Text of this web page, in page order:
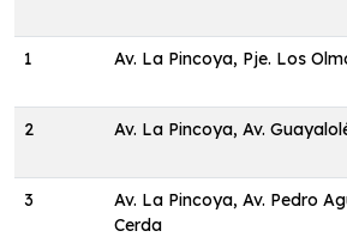
1 Av. La Pincoya, Pje. Los
2 Av. La Pincoya, Av.
3
Av. La Pincoya, Av. Pedro
Cerda